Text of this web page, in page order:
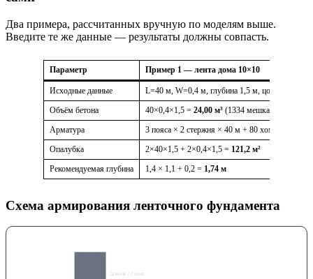
Два примера, рассчитанных вручную по моделям выше.
Введите те же данные — результаты должны совпасть.
Параметр Пример 1 — лента дома 10×10
Исходные данные
L=40 м, W=0,4 м, глубина 1,5 м, цоколь 0;
Объём бетона
40×0,4×1,5 = 24,00 м³ (1334 мешка по 40 кг)
Арматура
3 пояса × 2 стержня × 40 м + 80 хомутов ×
Опалубка
2×40×1,5 + 2×0,4×1,5 = 121,2 м²
Рекомендуемая глубина
1,4 × 1,1 + 0,2 = 1,74 м
Схема армирования ленточного фундамента
Цоколь / стена